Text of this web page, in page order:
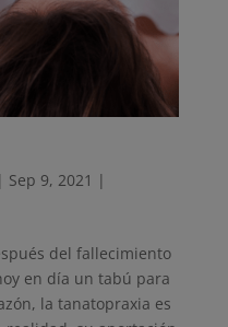
| Sep 9, 2021 |
del fallecimiento
en día un tabú para
la tanatopraxia es